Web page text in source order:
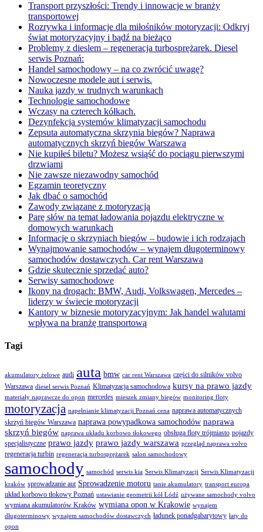
Transport przyszłości: Trendy i innowacje w branży
transportowej
Rozrywka i informacje dla miłośników motoryzacji: Odkryj
świat motoryzacyjny i bądź na bieżąco
Problemy z dieslem – regeneracja turbosprężarek. Diesel
serwis Poznań:
Handel samochodowy – na co zwrócić uwagę?
Nowoczesne modele aut i serwis.
Nauka jazdy w trudnych warunkach
Technologie samochodowe
Wczasy na czterech kółkach.
Dezynfekcja systemów klimatyzacji samochodu
Zepsuta automatyczna skrzynia biegów? Naprawa
automatycznych skrzyń biegów Warszawa
Nie kupiłeś biletu? Możesz wsiąść do pociągu pierwszymi
drzwiami
Nie zawsze niezawodny samochód
Egzamin teoretyczny
Jak dbać o samochód
Zawody związane z motoryzacją
Parę słów na temat ładowania pojazdu elektryczne w
domowych warunkach
Informacje o skrzyniach biegów – budowie i ich rodzajach
Wynajmowanie samochodów – wynajem długoterminowy
samochodów dostawczych. Car rent Warszawa
Gdzie skutecznie sprzedać auto?
Serwisy samochodowe
Ikony na drogach: BMW, Audi, Volkswagen, Mercedes –
liderzy w świecie motoryzacji
Kantory w biznesie motoryzacyjnym: Jak handel walutami
wpływa na branżę transportową
Tagi
akumulatory żelowe audi auta bmw car rent Warszawa części do silników volvo
Warszawa diesel serwis Poznań Klimatyzacja samochodowa kursy na prawo jazdy
materiały naprawcze do opon mercedes mieszek zmiany biegów monitoring floty
motoryzacja napełnianie klimatyzacji Poznań cena naprawa automatycznych
skrzyń biegów Warszawa naprawa powypadkowa samochodów naprawa
skrzyń biegów naprawa układu korbowo tłokowego obsługa floty trójmiasto pojazdy
specjalistyczne prawo jazdy prawo jazdy warszawa przegląd naprawa volvo
regeneracja turbin regeneracja turbosprężarek salon samochodowy
samochody samochód serwis kia Serwis Klimatyzacji Serwis Klimatyzacji
kraków sprowadzanie aut Sprowadzenie motoru tanie akumulatory transport europa
układ korbowo tłokowy Poznań ustawianie geometrii kół Łódź używane samochody volvo
wymiana akumulatorów Kraków wymiana opon w Krakowie wynajem
długoterminowy wynajem samochodów dostawczych ładunek ponadgabarytowy łaty do
opon